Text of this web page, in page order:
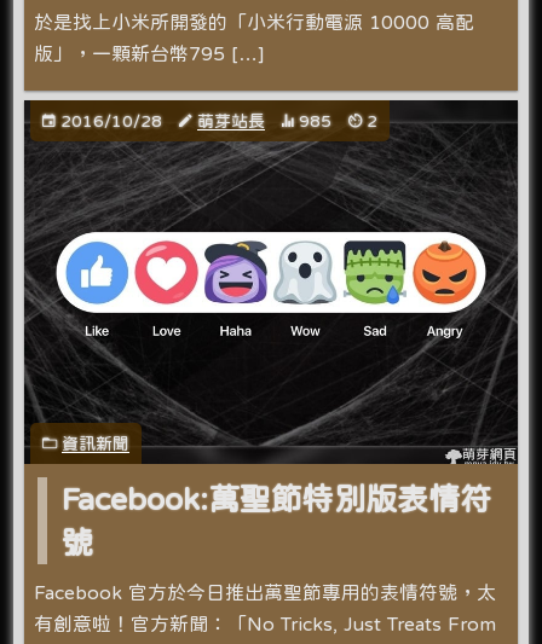
於是找上小米所開發的「小米行動電源 10000 高配
版」，一顆新台幣795 […]
2016/10/28 萌芽站長 985 2
資訊新聞
Facebook:萬聖節特別版表情符
號
Facebook 官方於今日推出萬聖節專用的表情符號，太
有創意啦！官方新聞：「No Tricks, Just Treats From